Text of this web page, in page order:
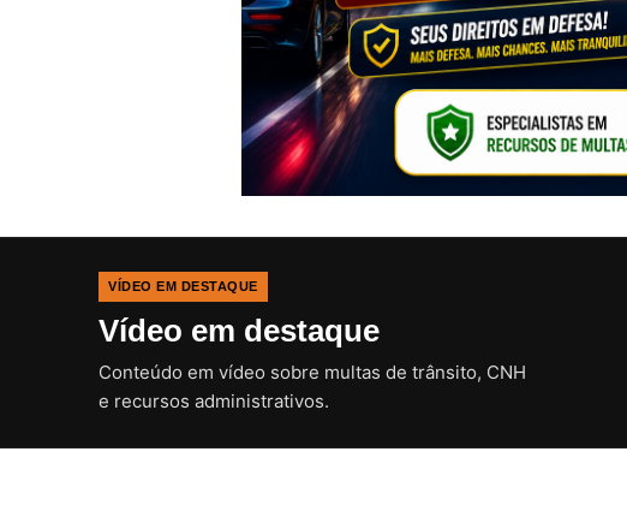
VÍDEO EM DESTAQUE
Vídeo em destaque
Conteúdo em vídeo sobre multas de trânsito, CNH
e recursos administrativos.